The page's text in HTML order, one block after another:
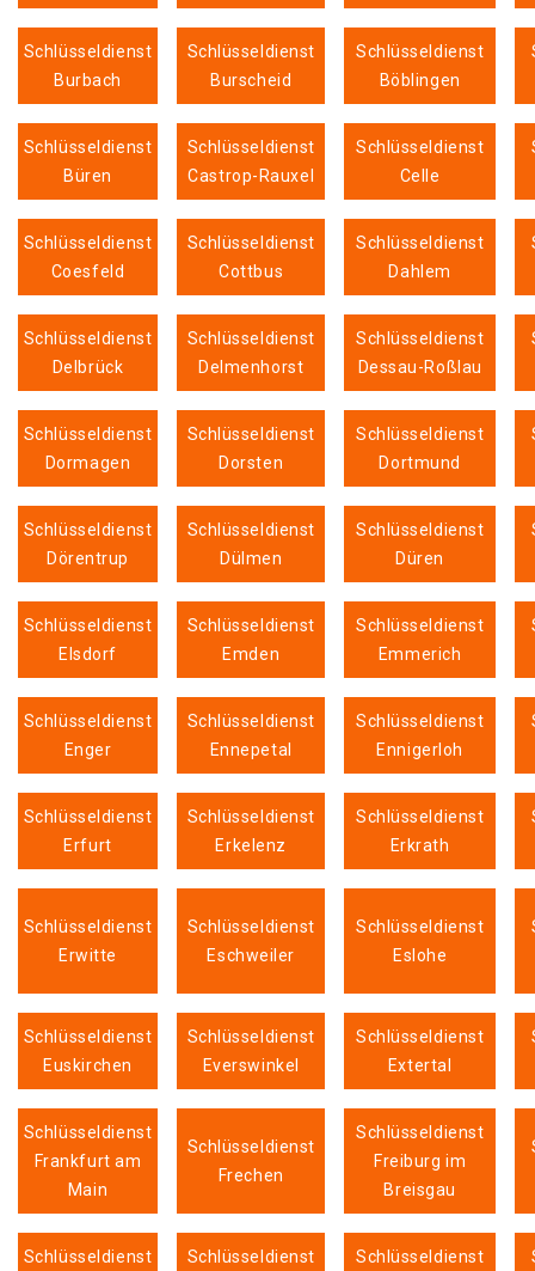
Schlüsseldienst
Burbach
Schlüsseldienst
Burscheid
Schlüsseldienst
Böblingen
Schlüsseldienst
Büren
Schlüsseldienst
Castrop-Rauxel
Schlüsseldienst
Celle
Schlüsseldienst
Coesfeld
Schlüsseldienst
Cottbus
Schlüsseldienst
Dahlem
Schlüsseldienst
Delbrück
Schlüsseldienst
Delmenhorst
Schlüsseldienst
Dessau-Roßlau
Schlüsseldienst
Dormagen
Schlüsseldienst
Dorsten
Schlüsseldienst
Dortmund
Schlüsseldienst
Dörentrup
Schlüsseldienst
Dülmen
Schlüsseldienst
Düren
Schlüsseldienst
Elsdorf
Schlüsseldienst
Emden
Schlüsseldienst
Emmerich
Schlüsseldienst
Enger
Schlüsseldienst
Ennepetal
Schlüsseldienst
Ennigerloh
Schlüsseldienst
Erfurt
Schlüsseldienst
Erkelenz
Schlüsseldienst
Erkrath
Schlüsseldienst
Erwitte
Schlüsseldienst
Eschweiler
Schlüsseldienst
Eslohe
Schlüsseldienst
Euskirchen
Schlüsseldienst
Everswinkel
Schlüsseldienst
Extertal
Schlüsseldienst
Frankfurt am
Main
Schlüsseldienst
Frechen
Schlüsseldienst
Freiburg im
Breisgau
Schlüsseldienst
Schlüsseldienst
Schlüsseldienst